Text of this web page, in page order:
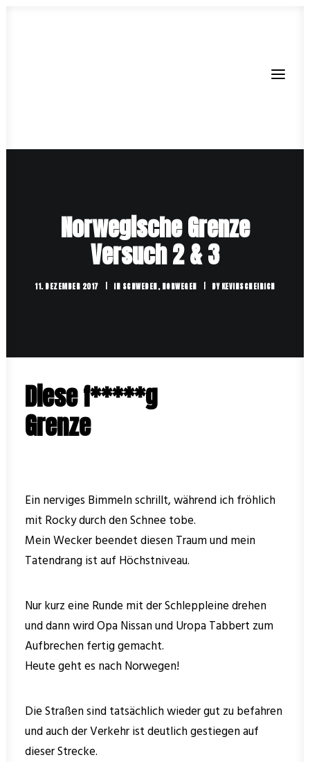
SHOP
CART
MEIN KONTO
IMPRESSUM
Norwegische Grenze
Versuch 2 & 3
11. DEZEMBER 2017 IN SCHWEDEN, NORWEGEN BY KEVINSCHEIRICH
Diese f*****g
Grenze
Ein nerviges Bimmeln schrillt, während ich fröhlich
mit Rocky durch den Schnee tobe.
Mein Wecker beendet diesen Traum und mein
Tatendrang ist auf Höchstniveau.
Nur kurz eine Runde mit der Schleppleine drehen
und dann wird Opa Nissan und Uropa Tabbert zum
Aufbrechen fertig gemacht.
Heute geht es nach Norwegen!
Die Straßen sind tatsächlich wieder gut zu befahren
und auch der Verkehr ist deutlich gestiegen auf
dieser Strecke.